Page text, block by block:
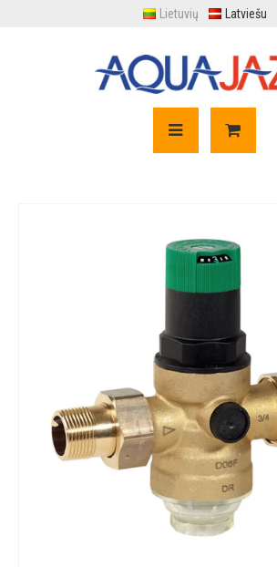
Lietuvių Latviešu